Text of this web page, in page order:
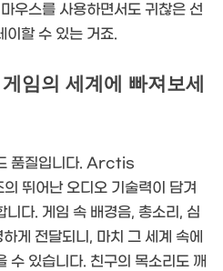
우스를 사용하면서도 귀찮은 선
이할 수 있는 거죠.
임의 세계에 빠져보세
품질입니다. Arctis
뛰어난 오디오 기술력이 담겨
니다. 게임 속 배경음, 총소리, 심
게 전달되니, 마치 그 세계 속에
수 있습니다. 친구의 목소리도 깨